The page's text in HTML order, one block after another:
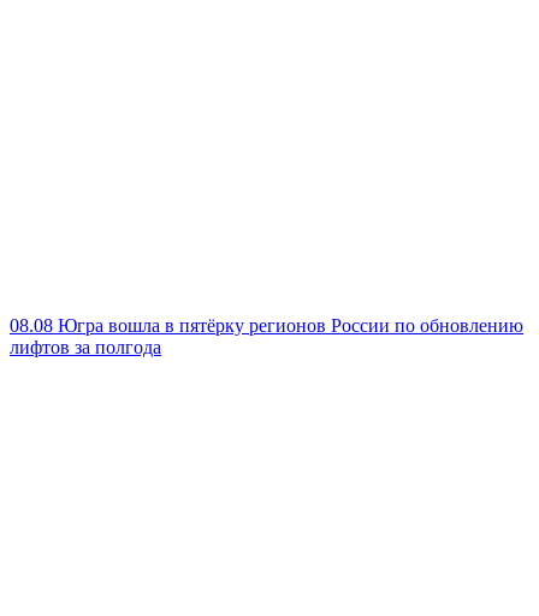
08.08 Югра вошла в пятёрку регионов России по обновлению
лифтов за полгода